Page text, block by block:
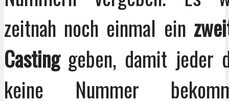
zeitnah noch einmal ein
Castinggeben, damit jeder
keine Nummer